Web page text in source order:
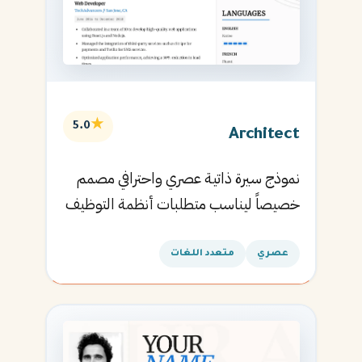
Architect
★
5.0
نموذج سيرة ذاتية عصري واحترافي مصمم
خصيصاً ليناسب متطلبات أنظمة التوظيف
القادمة.
عصري متعدد اللغات